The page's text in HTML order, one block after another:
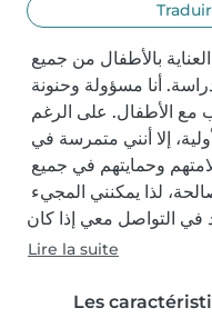
Lire la suite
Les